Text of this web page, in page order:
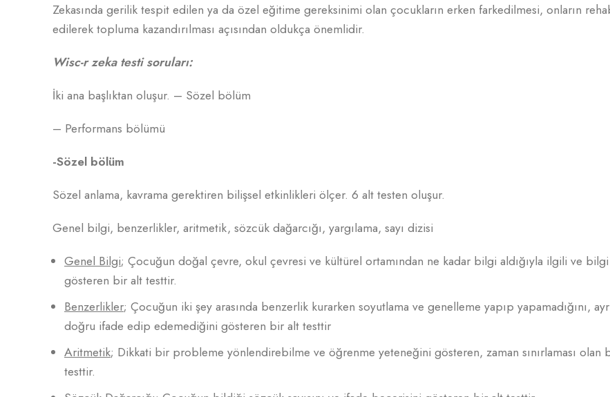
Zekasında gerilik tespit edilen ya da özel eğitime gereksinimi olan çocukların erken farkedilmesi, onların
edilerek topluma kazandırılması açısından oldukça önemlidir.
Wisc-r zeka testi soruları:
İki ana başlıktan oluşur. – Sözel bölüm
– Performans bölümü
-Sözel bölüm
Sözel anlama, kavrama gerektiren bilişsel etkinlikleri ölçer. 6 alt testen oluşur.
Genel bilgi, benzerlikler, aritmetik, sözcük dağarcığı, yargılama, sayı dizisi
Genel Bilgi; Çocuğun doğal çevre, okul çevresi ve kültürel ortamından ne kadar bilgi aldığıyla ilgili ve
gösteren bir alt testtir.
Benzerlikler; Çocuğun iki şey arasında benzerlik kurarken soyutlama ve genelleme yapıp yapamadığını,
doğru ifade edip edemediğini gösteren bir alt testtir
Aritmetik; Dikkati bir probleme yönlendirebilme ve öğrenme yeteneğini gösteren, zaman sınırlaması olan
testtir.